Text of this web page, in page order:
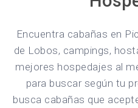
Encuentra cabañas en
de Lobos, campings,
mejores hospedajes al
para buscar según tu
busca cabañas que